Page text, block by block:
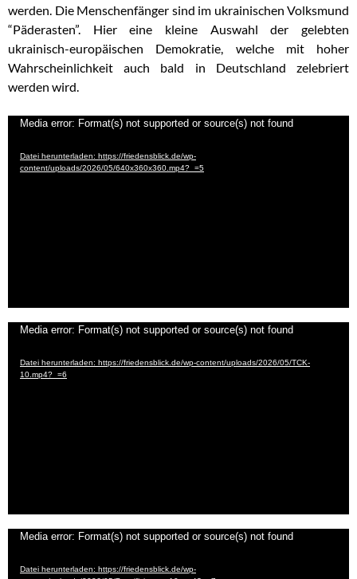
werden. Die Menschenfänger sind im ukrainischen Volksmund
“Päderasten”. Hier eine kleine Auswahl der gelebten
ukrainisch-europäischen Demokratie, welche mit hoher
Wahrscheinlichkeit auch bald in Deutschland zelebriert
werden wird.
Video-
Media error: Format(s) not supported or source(s) not found
Datei herunterladen: https://friedensblick.de/wp-
content/uploads/2026/05/640x360x360.mp4?_=5
Video-
Media error: Format(s) not supported or source(s) not found
Datei herunterladen: https://friedensblick.de/wp-content/uploads/2026/05/TCK-
10.mp4?_=6
Video-
Media error: Format(s) not supported or source(s) not found
Datei herunterladen: https://friedensblick.de/wp-